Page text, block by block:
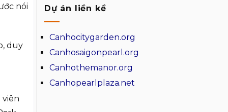
nói
duy
viên
Dự án liền kề
Canhocitygarden.org
Canhosaigonpearl.org
Canhothemanor.org
Canhopearlplaza.net